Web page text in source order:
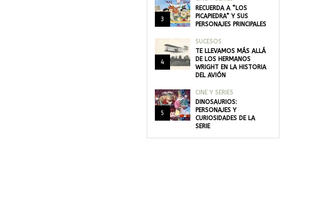
3
RECUERDA A “LOS
PICAPIEDRA” Y SUS
PERSONAJES PRINCIPALES
4
SUCESOS
TE LLEVAMOS MÁS ALLÁ
DE LOS HERMANOS
WRIGHT EN LA HISTORIA
DEL AVIÓN
5
CINE Y SERIES
DINOSAURIOS:
PERSONAJES Y
CURIOSIDADES DE LA
SERIE